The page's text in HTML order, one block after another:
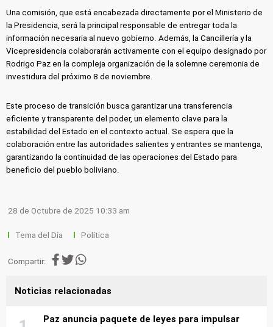
Una comisión, que está encabezada directamente por el Ministerio de
la Presidencia, será la principal responsable de entregar toda la
información necesaria al nuevo gobierno. Además, la Cancillería y la
Vicepresidencia colaborarán activamente con el equipo designado por
Rodrigo Paz en la compleja organización de la solemne ceremonia de
investidura del próximo 8 de noviembre.
Este proceso de transición busca garantizar una transferencia
eficiente y transparente del poder, un elemento clave para la
estabilidad del Estado en el contexto actual. Se espera que la
colaboración entre las autoridades salientes y entrantes se mantenga,
garantizando la continuidad de las operaciones del Estado para
beneficio del pueblo boliviano.
28 de Octubre de 2025 10:33 am
Tema del Día Política
Compartir:
Noticias relacionadas
Paz anuncia paquete de leyes para impulsar